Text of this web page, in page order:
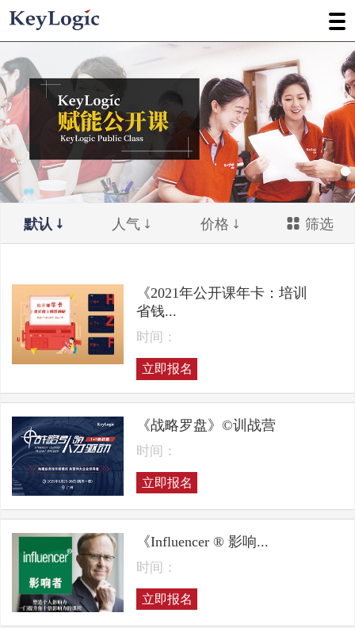
默认 人气 价格 筛选
《2021年公开课年卡：培训
省钱...
时间：
立即报名
《战略罗盘》©训战营
时间：
立即报名
《Influencer ® 影响...
时间：
立即报名